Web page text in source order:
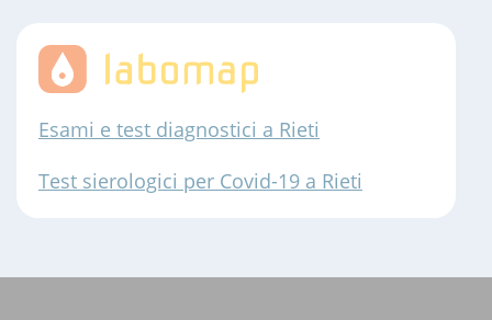
Esami e test diagnostici a Rieti
Test sierologici per Covid-19 a Rieti